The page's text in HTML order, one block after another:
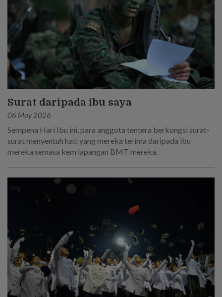
Surat daripada ibu saya
06 May 2026
Sempena Hari Ibu ini, para anggota tentera berkongsi surat-
surat menyentuh hati yang mereka terima daripada ibu
mereka semasa kem lapangan BMT mereka.